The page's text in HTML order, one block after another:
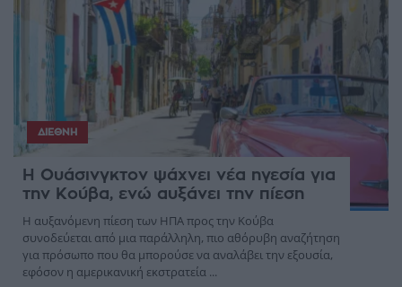
ΔΙΕΘΝΉ
Η Ουάσινγκτον ψάχνει νέα ηγεσία για
την Κούβα, ενώ αυξάνει την πίεση
Η αυξανόμενη πίεση των ΗΠΑ προς την Κούβα
συνοδεύεται από μια παράλληλη, πιο αθόρυβη αναζήτηση
για πρόσωπο που θα μπορούσε να αναλάβει την εξουσία,
εφόσον η αμερικανική εκστρατεία ...